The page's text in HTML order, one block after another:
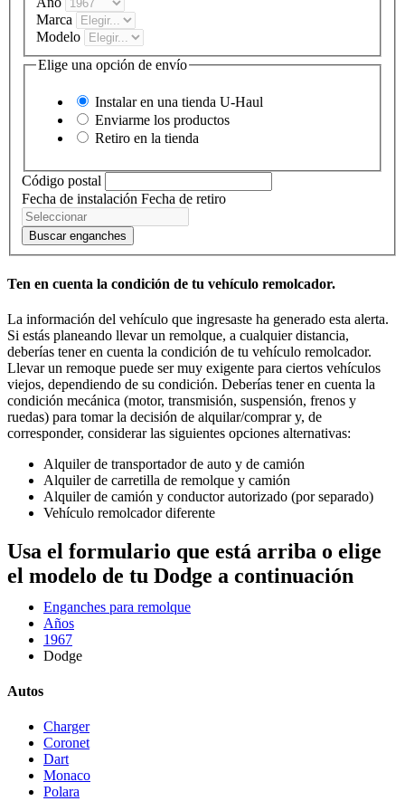
Marca
Modelo
Elige una opción de envío
Instalar en una tienda U-Haul
Enviarme los productos
Retiro en la tienda
Código postal
Fecha de instalación Fecha de retiro
Buscar enganches
Ten en cuenta la condición de tu vehículo remolcador.
La información del vehículo que ingresaste ha generado esta alerta.
Si estás planeando llevar un remolque, a cualquier distancia,
deberías tener en cuenta la condición de tu vehículo remolcador.
Llevar un remoque puede ser muy exigente para ciertos vehículos
viejos, dependiendo de su condición. Deberías tener en cuenta la
condición mecánica (motor, transmisión, suspensión, frenos y
ruedas) para tomar la decisión de alquilar/comprar y, de
corresponder, considerar las siguientes opciones alternativas:
Alquiler de transportador de auto y de camión
Alquiler de carretilla de remolque y camión
Alquiler de camión y conductor autorizado (por separado)
Vehículo remolcador diferente
Usa el formulario que está arriba o elige
el modelo de tu Dodge a continuación
Enganches para remolque
Años
1967
Dodge
Autos
Charger
Coronet
Dart
Monaco
Polara